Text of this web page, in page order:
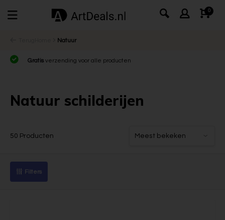
0
Natuur
verzending voor alle producten
Natuur schilderijen
50 Producten
Filters